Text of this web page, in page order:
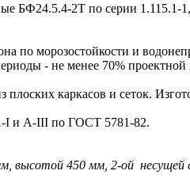
2Т по серии 1.115.1-
по морозостойкости и
- не менее 70% проектной
каркасов и сеток.
I и A-III по ГОСТ 5781-82.
высотой 450 мм, 2-ой